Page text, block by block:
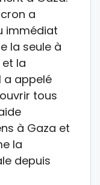
a
immédiat
la seule à
la
a appelé
tous
à Gaza et
la
depuis